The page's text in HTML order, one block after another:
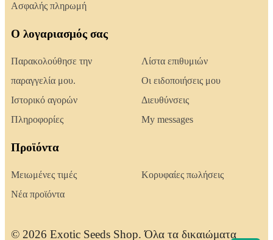
Ασφαλής πληρωμή
Ο λογαριασμός σας
Παρακολούθησε την
παραγγελία μου.
Ιστορικό αγορών
Πληροφορίες
Λίστα επιθυμιών
Οι ειδοποιήσεις μου
Διευθύνσεις
My messages
Προϊόντα
Μειωμένες τιμές
Νέα προϊόντα
Κορυφαίες πωλήσεις
© 2026 Exotic Seeds Shop. Όλα τα δικαιώματα